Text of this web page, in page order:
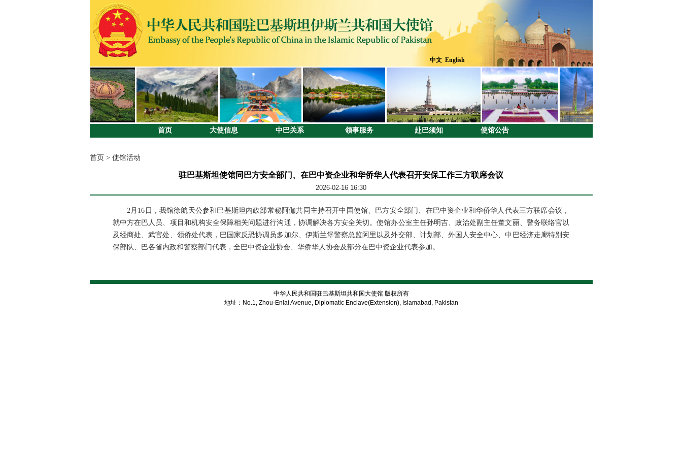
中文 English
首页 大使信息 中巴关系 领事服务 赴巴须知 使馆公告
首页 > 使馆活动
驻巴基斯坦使馆同巴方安全部门、在巴中资企业和华侨华人代表召开安保工作三方联席会议
2026-02-16 16:30
2月16日，我馆徐航天公参和巴基斯坦内政部常秘阿伽共同主持召开中国使馆、巴方安全部门、在巴中资企业和华侨华人代表三方联席会议，
就中方在巴人员、项目和机构安全保障相关问题进行沟通，协调解决各方安全关切。使馆办公室主任孙明吉、政治处副主任董文丽、警务联络官以
及经商处、武官处、领侨处代表，巴国家反恐协调员多加尔、伊斯兰堡警察总监阿里以及外交部、计划部、外国人安全中心、中巴经济走廊特别安
保部队、巴各省内政和警察部门代表，全巴中资企业协会、华侨华人协会及部分在巴中资企业代表参加。
中华人民共和国驻巴基斯坦共和国大使馆 版权所有
地址：No.1, Zhou-Enlai Avenue, Diplomatic Enclave(Extension), Islamabad, Pakistan